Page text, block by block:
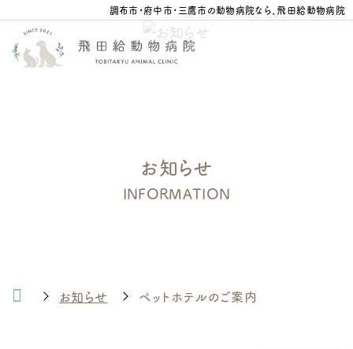
調布市・府中市・三鷹市の動物病院なら、飛田給動物病院
お知らせ
INFORMATION
お知らせ ペットホテルのご案内